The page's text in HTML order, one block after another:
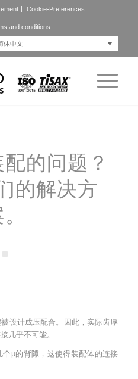
Cookie-Preferences
and conditions
体中文
的问题？
的解决方
设计成压配合。因此，实际齿厚
几乎不可能。
μ的背隙，这使得装配体的连接